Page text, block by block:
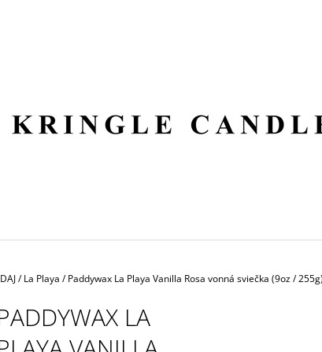
/ La Playa / Paddywax La Playa Vanilla Rosa vonná sviečka (9oz / 255g)
LA
HERMANOS APOTHECARY